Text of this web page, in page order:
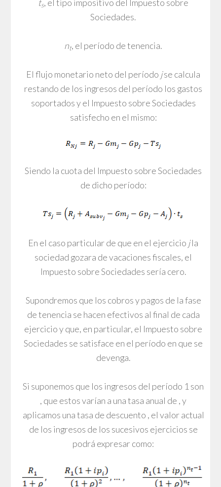
ts, el tipo impositivo del Impuesto sobre
Sociedades.
nt, el período de tenencia.
El flujo monetario neto del período jse calcula
restando de los ingresos del período los gastos
soportados y el Impuesto sobre Sociedades
satisfecho en el mismo:
Siendo la cuota del Impuesto sobre Sociedades
de dicho período:
En el caso particular de que en el ejercicio jla
sociedad gozara de vacaciones fiscales, el
Impuesto sobre Sociedades sería cero.
Supondremos que los cobros y pagos de la fase
de tenencia se hacen efectivos al final de cada
ejercicio y que, en particular, el Impuesto sobre
Sociedades se satisface en el período en que se
devenga.
Si suponemos que los ingresos del período 1 son
, que estos varían a una tasa anual de , y
aplicamos una tasa de descuento , el valor actual
de los ingresos de los sucesivos ejercicios se
podrá expresar como: